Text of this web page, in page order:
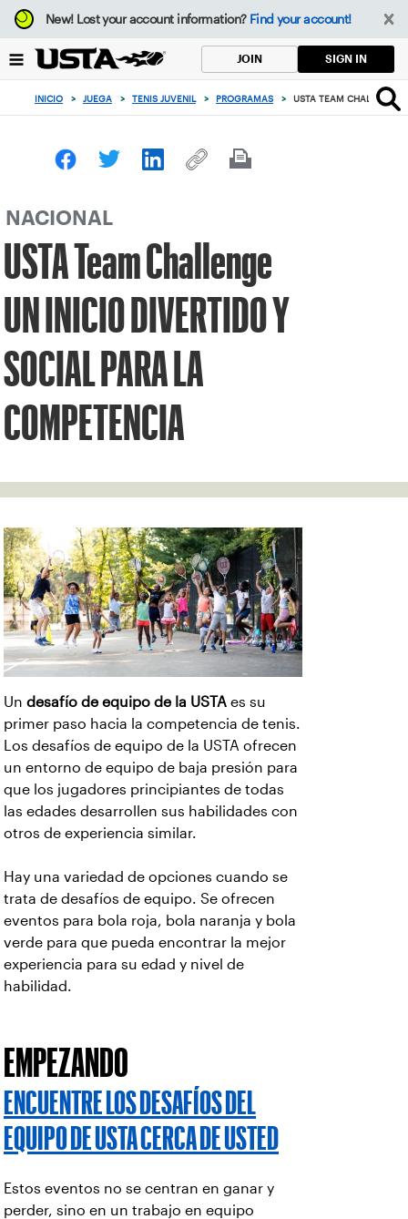
Enfoque
desde
botón
volver
principio
New!Lost your account information? Find your account!
JOIN SIGN IN
INICIO > JUEGA > TENIS JUVENIL > PROGRAMAS > USTA TEAM CHALLENGE
NACIONAL
USTA Team Challenge
UN INICIO DIVERTIDO Y
SOCIAL PARA LA
COMPETENCIA
Un desafío de equipo de la USTA es su
primer paso hacia la competencia de tenis.
Los desafíos de equipo de la USTA ofrecen
un entorno de equipo de baja presión para
que los jugadores principiantes de todas
las edades desarrollen sus habilidades con
otros de experiencia similar.
Hay una variedad de opciones cuando se
trata de desafíos de equipo. Se ofrecen
eventos para bola roja, bola naranja y bola
verde para que pueda encontrar la mejor
experiencia para su edad y nivel de
habilidad.
EMPEZANDO
ENCUENTRE LOS DESAFÍOS DEL
EQUIPO DE USTA CERCA DE USTED
Estos eventos no se centran en ganar y
perder, sino en un trabajo en equipo